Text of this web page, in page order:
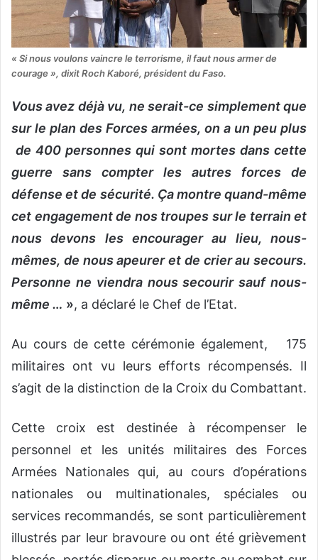
« Si nous voulons vaincre le terrorisme, il faut nous armer de
courage », dixit Roch Kaboré, président du Faso.
Vous avez déjà vu, ne serait-ce simplement que
sur le plan des Forces armées, on a un peu plus
de 400 personnes qui sont mortes dans cette
guerre sans compter les autres forces de
défense et de sécurité. Ça montre quand-même
cet engagement de nos troupes sur le terrain et
nous devons les encourager au lieu, nous-
mêmes, de nous apeurer et de crier au secours.
Personne ne viendra nous secourir sauf nous-
même … », a déclaré le Chef de l’Etat.
Au cours de cette cérémonie également, 175
militaires ont vu leurs efforts récompensés. Il
s’agit de la distinction de la Croix du Combattant.
Cette croix est destinée à récompenser le
personnel et les unités militaires des Forces
Armées Nationales qui, au cours d’opérations
nationales ou multinationales, spéciales ou
services recommandés, se sont particulièrement
illustrés par leur bravoure ou ont été grièvement